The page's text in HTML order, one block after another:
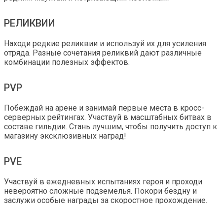
РЕЛИКВИИ
Находи редкие реликвии и используй их для усиления
отряда. Разные сочетания реликвий дают различные
комбинации полезных эффектов.
PVP
Побеждай на арене и занимай первые места в кросс-
серверных рейтингах. Участвуй в масштабных битвах в
составе гильдии. Стань лучшим, чтобы получить доступ к
магазину эксклюзивных наград!
PVE
Участвуй в ежедневных испытаниях героя и проходи
невероятно сложные подземелья. Покори бездну и
заслужи особые награды за скоростное прохождение.